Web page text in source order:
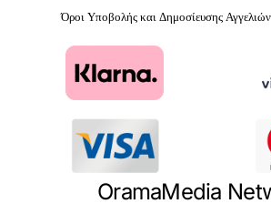
Όροι Υποβολής και Δημοσίευσης Αγγελιών
OramaMedia